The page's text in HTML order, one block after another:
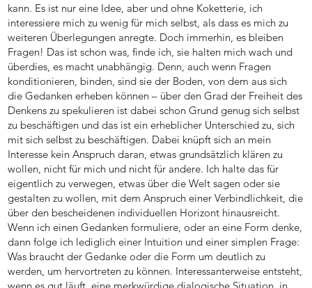
kann. Es ist nur eine Idee, aber und ohne Koketterie, ich
interessiere mich zu wenig für mich selbst, als dass es mich zu
weiteren Überlegungen anregte. Doch immerhin, es bleiben
Fragen! Das ist schon was, finde ich, sie halten mich wach und
überdies, es macht unabhängig. Denn, auch wenn Fragen
konditionieren, binden, sind sie der Boden, von dem aus sich
die Gedanken erheben können – über den Grad der Freiheit des
Denkens zu spekulieren ist dabei schon Grund genug sich selbst
zu beschäftigen und das ist ein erheblicher Unterschied zu, sich
mit sich selbst zu beschäftigen. Dabei knüpft sich an mein
Interesse kein Anspruch daran, etwas grundsätzlich klären zu
wollen, nicht für mich und nicht für andere. Ich halte das für
eigentlich zu verwegen, etwas über die Welt sagen oder sie
gestalten zu wollen, mit dem Anspruch einer Verbindlichkeit, die
über den bescheidenen individuellen Horizont hinausreicht.
Wenn ich einen Gedanken formuliere, oder an eine Form denke,
dann folge ich lediglich einer Intuition und einer simplen Frage:
Was braucht der Gedanke oder die Form um deutlich zu
werden, um hervortreten zu können. Interessanterweise entsteht,